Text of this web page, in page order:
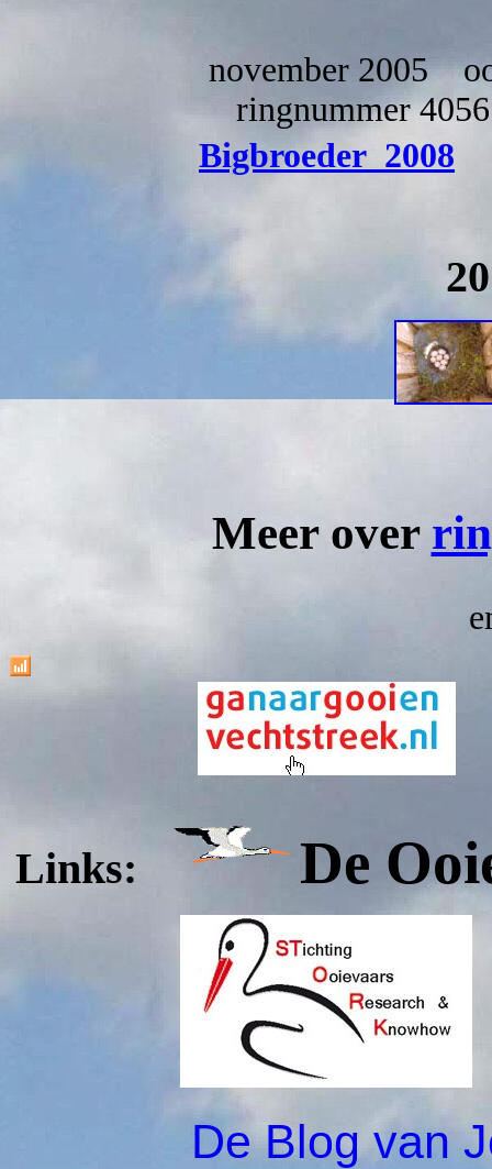
november 2005
ringnummer
Bigbroeder 2008
Meer over
Links: De
De Blog van